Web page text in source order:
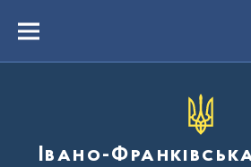
вмістуMenu
Івано-